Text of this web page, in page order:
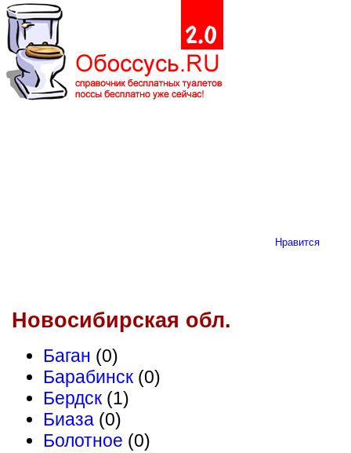
Нравится
Новосибирская обл.
Баган (0)
Барабинск (0)
Бердск (1)
Биаза (0)
Болотное (0)